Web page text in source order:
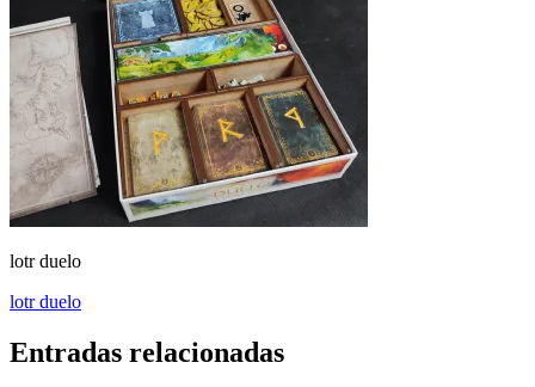
lotr duelo
Navegación
de
entradas
lotr duelo
Entradas relacionadas